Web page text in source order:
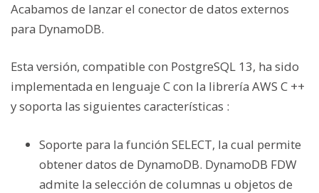
Acabamos de lanzar el conector de datos externos
para DynamoDB.
Esta versión, compatible con PostgreSQL 13, ha sido
implementada en lenguaje C con la librería AWS C ++
y soporta las siguientes características :
Soporte para la función SELECT, la cual permite
obtener datos de DynamoDB. DynamoDB FDW
admite la selección de columnas u objetos de